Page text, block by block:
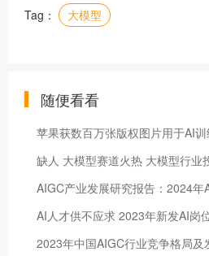
Tag： 大模型
随便看看
苹果获数百万张版权图片用于AI训
缺人 大模型赛道火热 大模型行业
AIGC产业发展研究报告：2024年
AI人才供不应求 2023年新发AI岗
2023年中国AIGC行业竞争格局及